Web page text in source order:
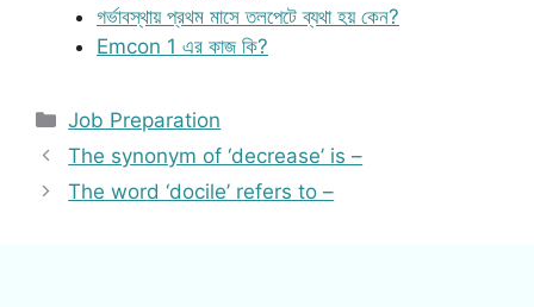
গর্ভাবস্থায় প্রথম মাসে তলপেটে ব্যথা হয় কেন?
Emcon 1 এর কাজ কি?
Categories
Job Preparation
The synonym of ‘decrease’ is –
The word ‘docile’ refers to –